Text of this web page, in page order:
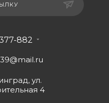
882
ул.
4